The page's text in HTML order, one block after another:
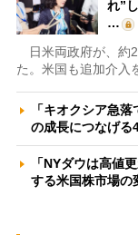
れ”
…
日米両政府が、約
た。米国も追加介入
「キオクシア急
の成長につなげ
「NYダウは高値
する米国株市場